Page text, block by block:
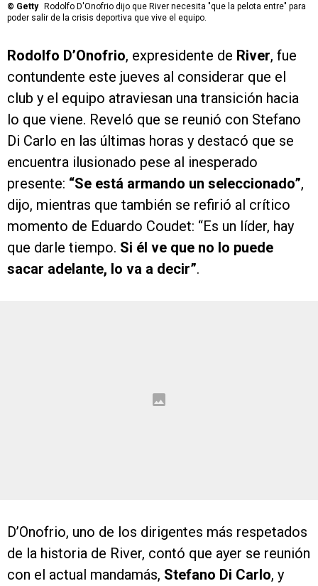
© Getty Rodolfo D'Onofrio dijo que River necesita "que la pelota entre" para
poder salir de la crisis deportiva que vive el equipo.
Rodolfo D’Onofrio, expresidente de River, fue
contundente este jueves al considerar que el
club y el equipo atraviesan una transición hacia
lo que viene. Reveló que se reunió con Stefano
Di Carlo en las últimas horas y destacó que se
encuentra ilusionado pese al inesperado
presente: “Se está armando un seleccionado”,
dijo, mientras que también se refirió al crítico
momento de Eduardo Coudet: “Es un líder, hay
que darle tiempo. Si él ve que no lo puede
sacar adelante, lo va a decir”.
D’Onofrio, uno de los dirigentes más respetados
de la historia de River, contó que ayer se reunión
con el actual mandamás, Stefano Di Carlo, y